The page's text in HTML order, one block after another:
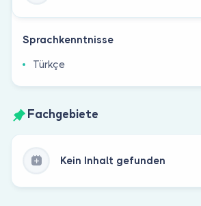
Sprachkenntnisse
Türkçe
Fachgebiete
Kein Inhalt gefunden